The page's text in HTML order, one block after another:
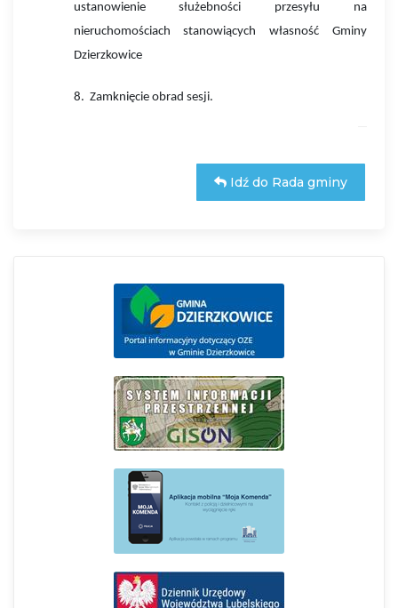
ustanowienie służebności przesyłu na
nieruchomościach stanowiących własność Gminy
Dzierzkowice
8. Zamknięcie obrad sesji.
Idź do Rada gminy